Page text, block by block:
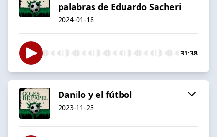
palabras de Eduardo Sacheri
2024-01-18
31:38
Danilo y el fútbol
2023-11-23